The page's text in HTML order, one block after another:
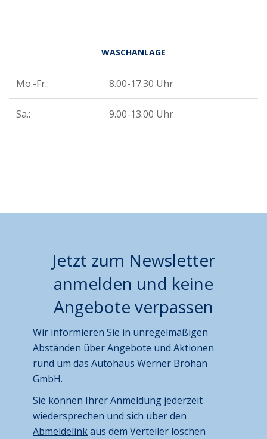
WASCHANLAGE
Mo.-Fr.: 8.00-17.30 Uhr
Sa.: 9.00-13.00 Uhr
Jetzt zum Newsletter
anmelden und keine
Angebote verpassen
Wir informieren Sie in unregelmäßigen
Abständen über Angebote und Aktionen
rund um das Autohaus Werner Bröhan
GmbH.
Sie können Ihrer Anmeldung jederzeit
wiedersprechen und sich über den
Abmeldelinkaus dem Verteiler löschen